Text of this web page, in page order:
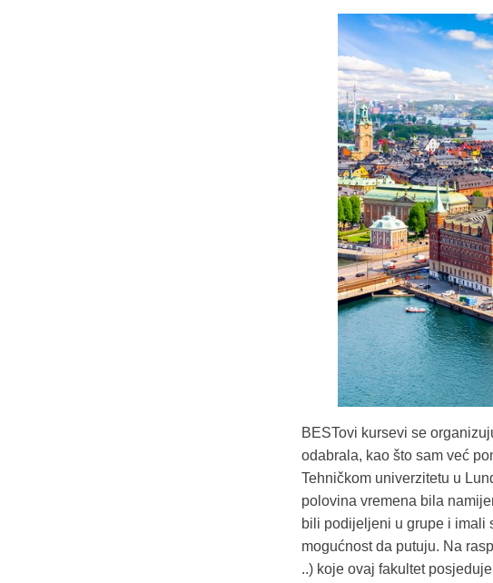
BESTovi kursevi se
odabrala, kao što sam već
Tehničkom univerzitetu u
polovina vremena bila
bili podijeljeni u grupe i imali
mogućnost da putuju. Na
..) koje ovaj fakultet